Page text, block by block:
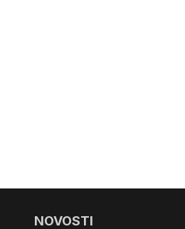
NOVOSTI